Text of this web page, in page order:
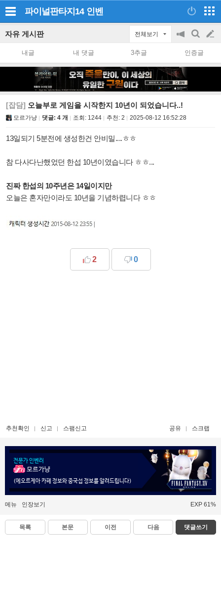
파이널판타지14 인벤
자유 게시판 전체보기
공
on/off
검
색
글
쓰
내글 내 댓글 3추글 인증글
[잡담] 오늘부로 게임을 시작한지 10년이 되었습니다..!
모르가냥 댓글: 4 개 조회: 1244 추천: 2 2025-08-12 16:52:28
13일되기 5분전에 생성한건 안비밀....ㅎㅎ
참 다사다난했었던 한섭 10년이였습니다 ㅎㅎ...
진짜 한섭의 10주년은 14일이지만
오늘은 혼자만이라도 10년을 기념하렵니다 ㅎㅎ
2 0
추천확인 신고 스팸신고 공유 스크랩
전문가 인벤러
모르가냥
(에오르제아 카페 정보와 중국섭 정보를 알려드립니다)
메뉴 인장보기 EXP 61%
목록 본문 이전 다음 댓글쓰기